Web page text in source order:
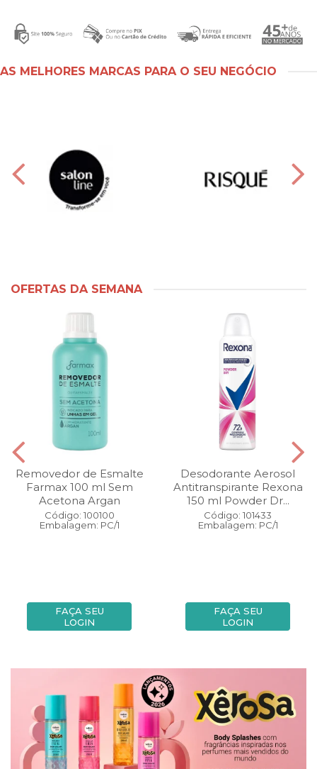
AS MELHORES MARCAS PARA O SEU NEGÓCIO
OFERTAS DA SEMANA
Removedor de Esmalte
Farmax 100 ml Sem
Acetona Argan
Código: 100100
Embalagem: PC/1
FAÇA SEU
LOGIN
Desodorante Aerosol
Antitranspirante Rexona
150 ml Powder Dr...
Código: 101433
Embalagem: PC/1
FAÇA SEU
LOGIN